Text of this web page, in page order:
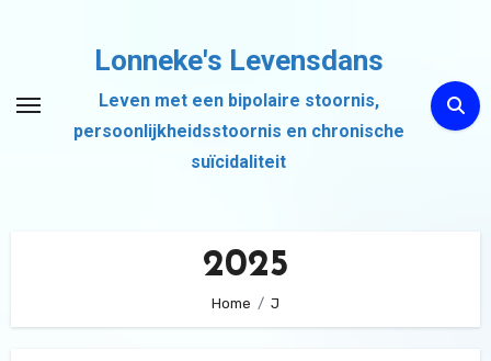
inhoud
Lonneke's Levensdans
Leven met een bipolaire stoornis,
persoonlijkheidsstoornis en chronische
suïcidaliteit
2025
Home J